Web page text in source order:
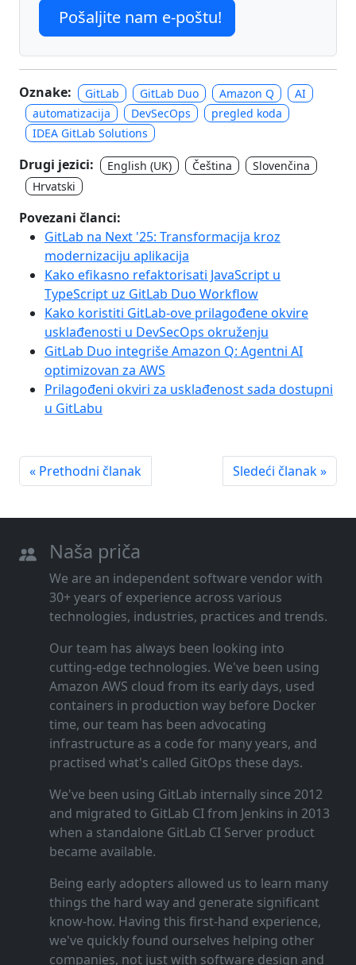
Pošaljite nam e-poštu!
Oznake: GitLab GitLab Duo Amazon Q
AI
automatizacija
DevSecOps
pregled koda
IDEA GitLab Solutions
Drugi jezici: English (UK) Čeština
Slovenčina
Hrvatski
Povezani članci:
GitLab na Next '25: Transformacija kroz
modernizaciju aplikacija
Kako efikasno refaktorisati JavaScript u
TypeScript uz GitLab Duo Workflow
Kako koristiti GitLab-ove prilagođene okvire
usklađenosti u DevSecOps okruženju
GitLab Duo integriše Amazon Q: Agentni AI
optimizovan za AWS
Prilagođeni okviri za usklađenost sada dostupni
u GitLabu
« Prethodni članak Sledeći članak »
Naša priča
We are an independent software vendor with
30+ years of experience across various
technologies, industries, practices and trends.
Our team has always been looking into
cutting‑edge technologies. We've been using
Amazon AWS cloud from its early days, used
containers in production way before Docker
time, our team has been advocating
infrastructure as a code for many years, and
practised what's called GitOps these days.
We've been using GitLab internally since 2012
and migrated to GitLab CI from Jenkins in 2013
when a standalone GitLab CI Server product
became available.
Being early adopters allowed us to learn many
things the hard way and generate significant
know‑how. Having this first‑hand experience,
we've quickly found ourselves helping other
companies, not just with software design and